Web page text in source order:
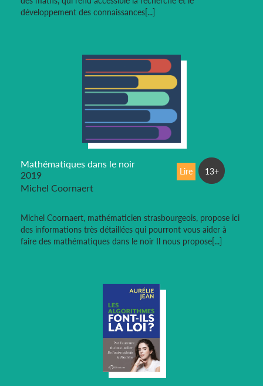
développement des connaissances[...]
Mathématiques dans le noir
2019
Michel Coornaert
Michel Coornaert, mathématicien strasbourgeois, propose ici
des informations très détaillées qui pourront vous aider à
faire des mathématiques dans le noir Il nous propose[...]
Lire 13+